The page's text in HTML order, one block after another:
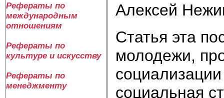
Рефераты по
международным
отношениям
Рефераты по
культуре и искусству
Рефераты по
менеджменту
Алексей
Статья эта
молодежи,
социальная